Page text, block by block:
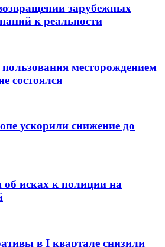
зарубежных
к реальности
месторождением
состоялся
ускорили снижение до
исках к полиции на
в I квартале снизили